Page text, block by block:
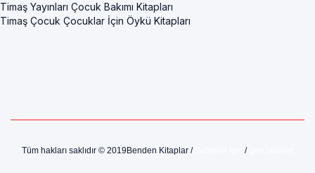
Timaş Yayınları Çocuk Bakımı Kitapları
Timaş Çocuk Çocuklar İçin Öykü Kitapları
Tüm hakları saklıdır © 2019Benden Kitaplar / /